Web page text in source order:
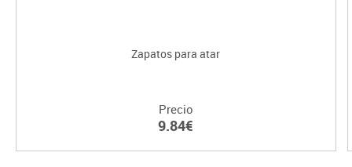
Zapatos para atar
Precio
9.84€